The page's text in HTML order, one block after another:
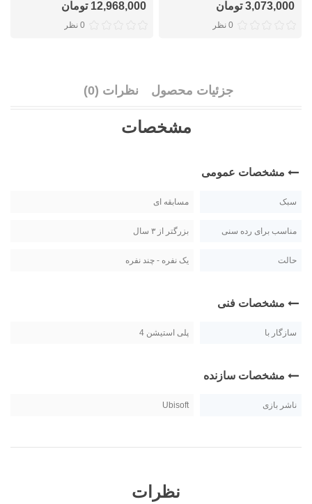
3,073,000 تومان
0 نظر
12,968,000 تومان
0 نظر
جزئیات محصول نظرات (0)
مشخصات
مشخصات عمومی
سبک مسابقه ای
مناسب برای رده سنی بزرگتر از ۳ سال
حالت یک نفره - چند نفره
مشخصات فنی
سازگار با پلی استیشن 4
مشخصات سازنده
ناشر بازی Ubisoft
نظرات